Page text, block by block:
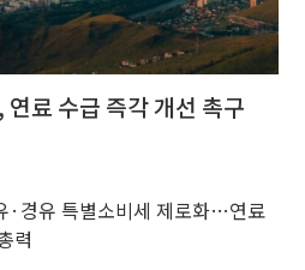
료 수급 즉각 개선 촉구
·경유 특별소비세 제로화…연료
력